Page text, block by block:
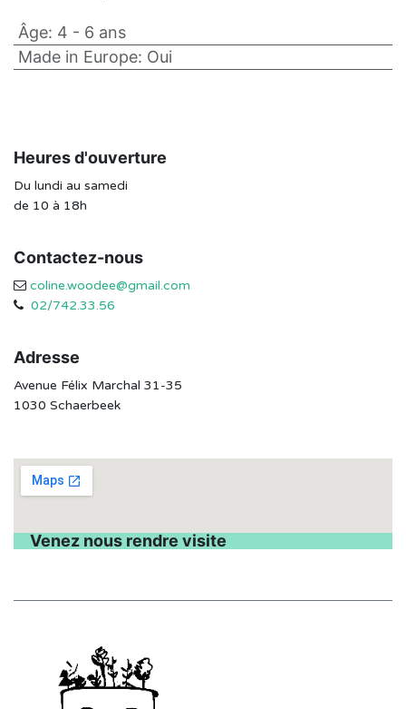
Âge: 4 - 6 ans
Made in Europe: Oui
Heures d'ouverture
Du lundi au samedi
de 10 à 18h
Contactez-nous
coline.woodee@gmail.com
02/742.33.56
Adresse
Avenue Félix Marchal 31-35
1030 Schaerbeek
Venez nous rendre visite